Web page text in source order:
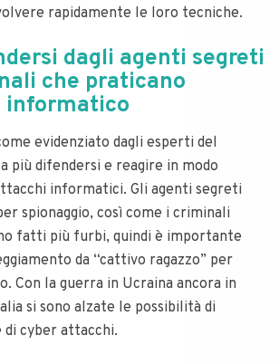
rapidamente le loro tecniche.
dagli agenti segreti
che praticano
informatico
evidenziato dagli esperti del
più difendersi e reagire in modo
informatici. Gli agenti segreti
spionaggio, così come i criminali
fatti più furbi, quindi è importante
da “cattivo ragazzo” per
Con la guerra in Ucraina ancora in
si sono alzate le possibilità di
cyber attacchi.